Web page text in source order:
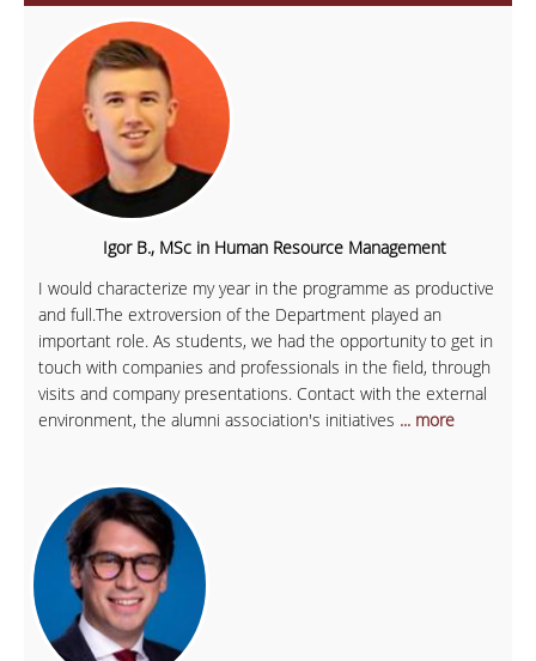
Igor B., MSc in Human Resource Management
I would characterize my year in the programme as productive
and full.The extroversion of the Department played an
important role. As students, we had the opportunity to get in
touch with companies and professionals in the field, through
visits and company presentations. Contact with the external
environment, the alumni association's initiatives ... more